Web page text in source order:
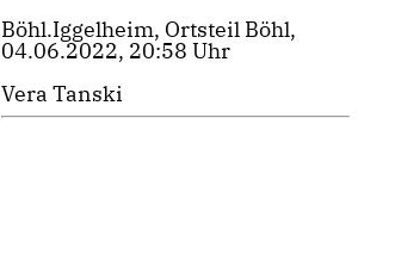
Böhl.Iggelheim, Ortsteil Böhl,
04.06.2022, 20:58 Uhr
Vera Tanski